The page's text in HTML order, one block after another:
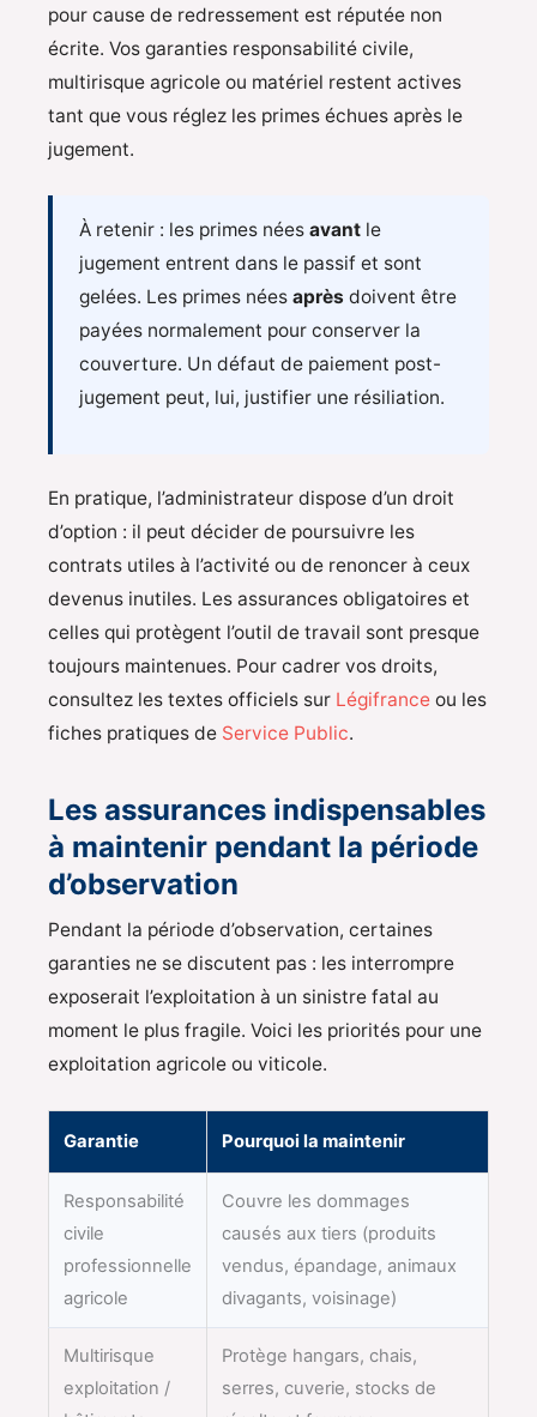
pour cause de redressement est réputée non
écrite. Vos garanties responsabilité civile,
multirisque agricole ou matériel restent actives
tant que vous réglez les primes échues après le
jugement.
À retenir : les primes nées avantle
jugement entrent dans le passif et sont
gelées. Les primes nées après doivent être
payées normalement pour conserver la
couverture. Un défaut de paiement post-
jugement peut, lui, justifier une résiliation.
En pratique, l’administrateur dispose d’un droit
d’option : il peut décider de poursuivre les
contrats utiles à l’activité ou de renoncer à ceux
devenus inutiles. Les assurances obligatoires et
celles qui protègent l’outil de travail sont presque
toujours maintenues. Pour cadrer vos droits,
consultez les textes officiels sur Légifrance ou les
fiches pratiques de Service Public.
Les assurances indispensables
à maintenir pendant la période
d’observation
Pendant la période d’observation, certaines
garanties ne se discutent pas : les interrompre
exposerait l’exploitation à un sinistre fatal au
moment le plus fragile. Voici les priorités pour une
exploitation agricole ou viticole.
Garantie Pourquoi la maintenir
Responsabilité
civile
professionnelle
agricole
Couvre les dommages
causés aux tiers (produits
vendus, épandage, animaux
divagants, voisinage)
Multirisque
exploitation /
Protège hangars, chais,
serres, cuverie, stocks de